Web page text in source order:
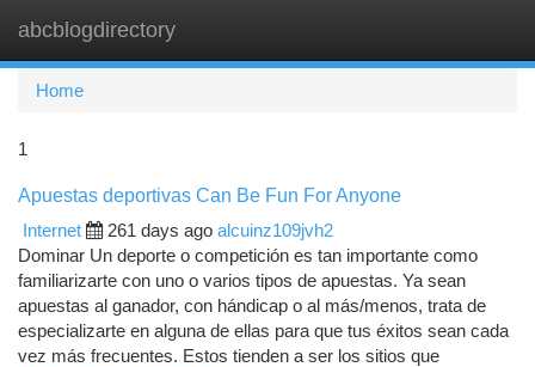
abcblogdirectory
Home
1
Apuestas deportivas Can Be Fun For Anyone
Internet
261 days ago alcuinz109jvh2
Dominar Un deporte o competición es tan importante como
familiarizarte con uno o varios tipos de apuestas. Ya sean
apuestas al ganador, con hándicap o al más/menos, trata de
especializarte en alguna de ellas para que tus éxitos sean cada
vez más frecuentes. Estos tienden a ser los sitios que